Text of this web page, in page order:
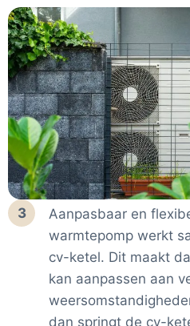
3
Aanpasbaar en
warmtepomp werkt
cv-ketel. Dit maakt
kan aanpassen aan
dan springt de cv-